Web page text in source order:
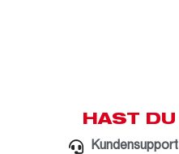
HAST